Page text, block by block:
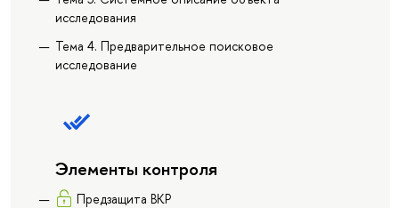
исследования
Тема 4. Предварительное поисковое
исследование
Элементы контроля
Предзащита ВКР